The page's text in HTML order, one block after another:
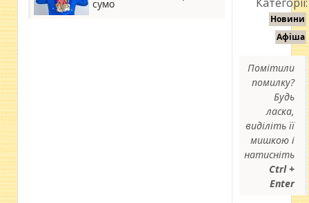
сумо
Новини
Афіша
Помітили
помилку?
Будь
ласка,
виділіть її
мишкою і
натисніть
Ctrl +
Enter